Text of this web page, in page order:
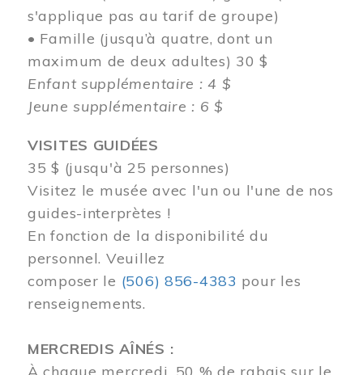
s'applique pas au tarif de groupe)
• Famille (jusqu’à quatre, dont un
maximum de deux adultes) 30 $
Enfant supplémentaire : 4 $
Jeune supplémentaire : 6 $
VISITES GUIDÉES
35 $ (jusqu'à 25 personnes)
Visitez le musée avec l'un ou l'une de nos
guides-interprètes !
En fonction de la disponibilité du
personnel. Veuillez
composer le (506) 856-4383 pour les
renseignements.
MERCREDIS AÎNÉS :